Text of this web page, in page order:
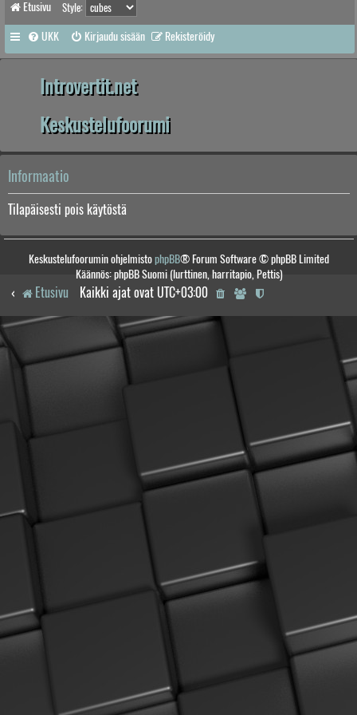
Etusivu Style:
UKK Kirjaudu sisään Rekisteröidy
Introvertit.net
Keskustelufoorumi
Informaatio
Tilapäisesti pois käytöstä
Keskustelufoorumin ohjelmistophpBB® Forum Software © phpBB Limited
Käännös: phpBB Suomi (lurttinen, harritapio, Pettis)
Etusivu Kaikki ajat ovat UTC+03:00